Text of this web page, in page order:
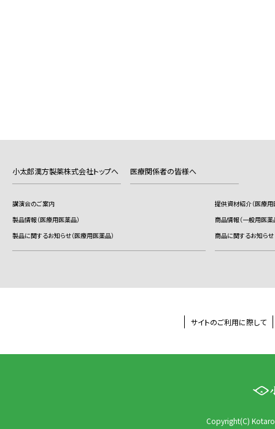
小太郎漢方製薬株式会社トップへ 医療関係者の皆様へ
講演会のご案内
製品情報（医療用医薬品）
製品に関するお知らせ（医療用医薬品）
提供資材紹介（医療用
商品情報（一般用医薬
商品に関するお知らせ
サイトのご利用に際して
Copyright(C)